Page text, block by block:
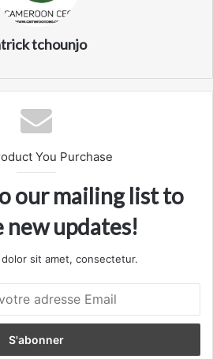
tchounjo
You Purchase
our mailing list to
new updates!
dolor sit amet, consectetur.